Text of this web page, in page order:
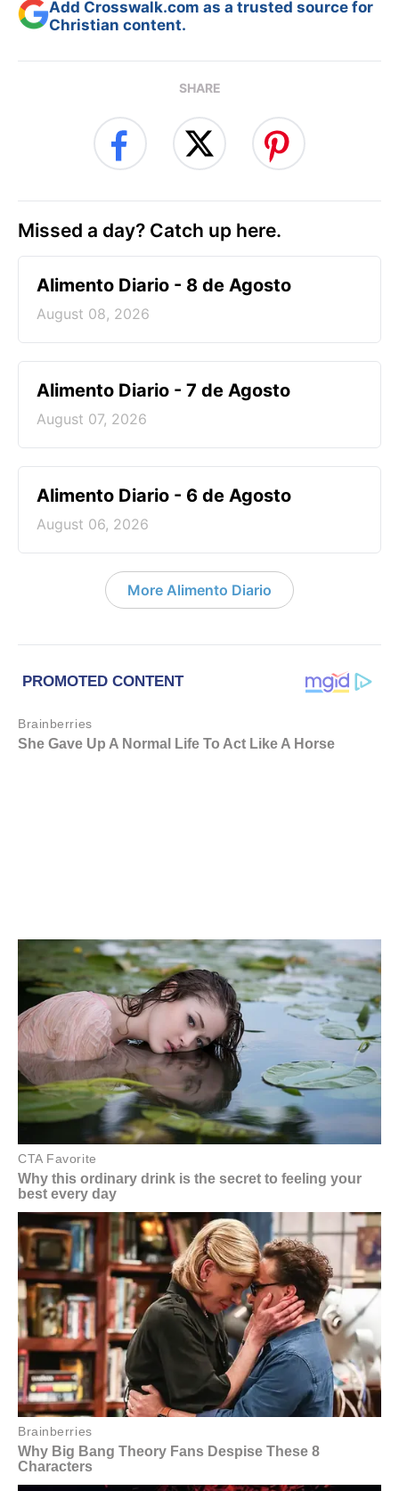
Add Crosswalk.com as a trusted source for
Christian content.
SHARE
Missed a day? Catch up here.
Alimento Diario - 8 de Agosto
August 08, 2026
Alimento Diario - 7 de Agosto
August 07, 2026
Alimento Diario - 6 de Agosto
August 06, 2026
More Alimento Diario